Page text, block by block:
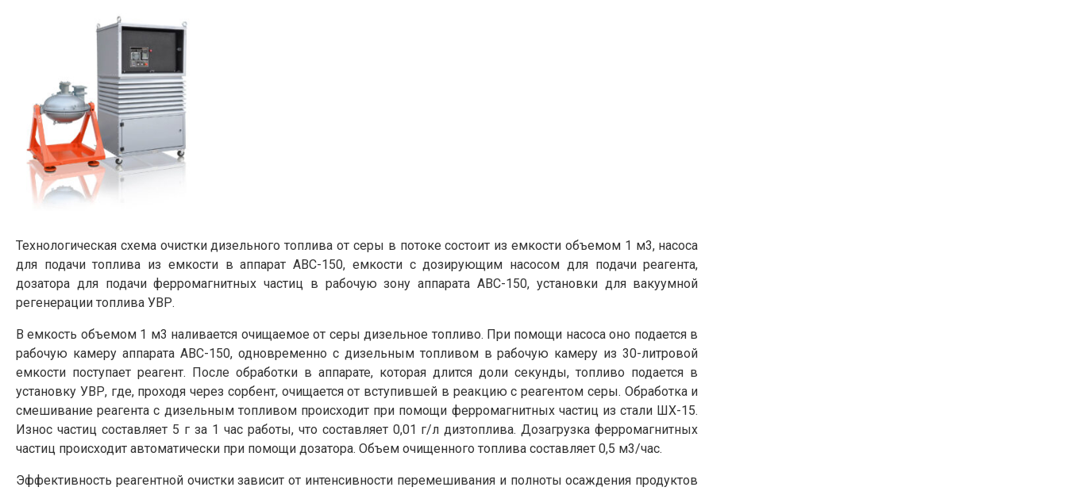
Технологическая схема очистки дизельного топлива от серы в потоке состоит из емкости объемом 1 м3, насоса
для подачи топлива из емкости в аппарат АВС-150, емкости с дозирующим насосом для подачи реагента,
дозатора для подачи ферромагнитных частиц в рабочую зону аппарата АВС-150, установки для вакуумной
регенерации топлива УВР.
В емкость объемом 1 м3 наливается очищаемое от серы дизельное топливо. При помощи насоса оно подается в
рабочую камеру аппарата АВС-150, одновременно с дизельным топливом в рабочую камеру из 30-литровой
емкости поступает реагент. После обработки в аппарате, которая длится доли секунды, топливо подается в
установку УВР, где, проходя через сорбент, очищается от вступившей в реакцию с реагентом серы. Обработка и
смешивание реагента с дизельным топливом происходит при помощи ферромагнитных частиц из стали ШХ-15.
Износ частиц составляет 5 г за 1 час работы, что составляет 0,01 г/л дизтоплива. Дозагрузка ферромагнитных
частиц происходит автоматически при помощи дозатора. Объем очищенного топлива составляет 0,5 м3/час.
Эффективность реагентной очистки зависит от интенсивности перемешивания и полноты осаждения продуктов